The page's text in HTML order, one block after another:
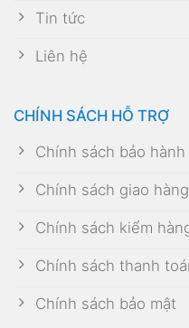
Tin tức
Liên hệ
CHÍNH SÁCH HỖ TRỢ
Chính sách bảo hành
Chính sách giao hàng
Chính sách kiểm
Chính sách thanh
Chính sách bảo mật